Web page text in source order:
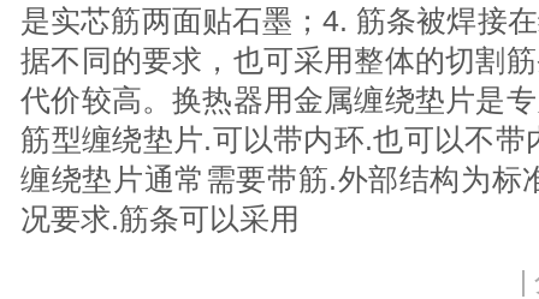
是实芯筋两面贴石墨；4. 筋条被焊接
据不同的要求，也可采用整体的切割
代价较高。换热器用金属缠绕垫片是
筋型缠绕垫片.可以带内环.也可以不
缠绕垫片通常需要带筋.外部结构为标
况要求.筋条可以采用